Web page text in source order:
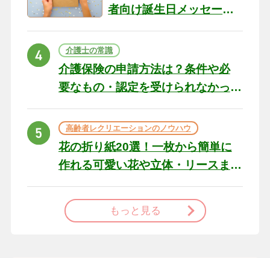
者向け誕生日メッセージ
ト
介護士の常識
介護保険の申請方法は？条件や必
要なもの・認定を受けられなかっ
高齢者レクリエーションのノウハウ
花の折り紙20選！一枚から簡単に
作れる可愛い花や立体・リースま
もっと見る